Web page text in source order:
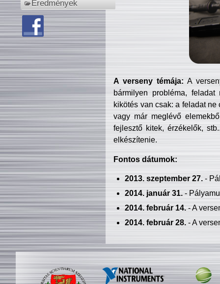
Eredmények
A verseny témája: A
bármilyen probléma, feladat
kikötés van csak: a feladat
vagy már meglévő
fejlesztő kitek, érzékelők,
elkészítenie.
Fontos dátumok:
2013. szeptember 27.-
2014. január 31.-
2014. február 14.- A
2014. február 28.- A